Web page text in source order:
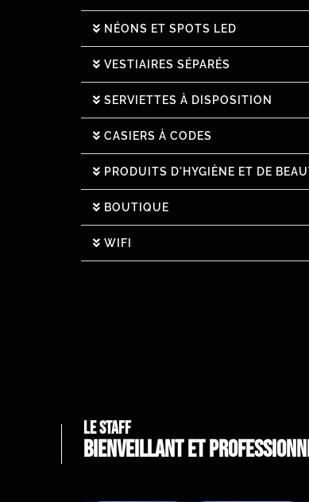
NÉONS ET SPOTS LED
VESTIAIRES SÉPARÉS
SERVIETTES À DISPOSITION
CASIERS À CODES
PRODUITS D'HYGIÈNE ET DE
BOUTIQUE
WIFI
le staff
Bienveillant et